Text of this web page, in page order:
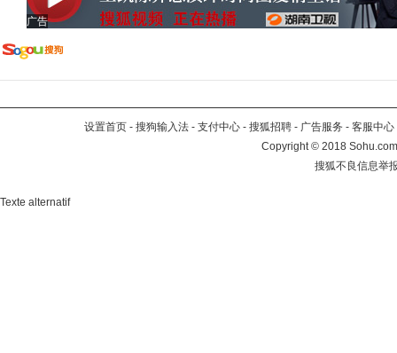
广告
设置首页 - 搜狗输入法 - 支付中心 - 搜狐招聘 - 广告服务 - 客服中心
Copyright©2018
搜狐不良信息举
Texte alternatif